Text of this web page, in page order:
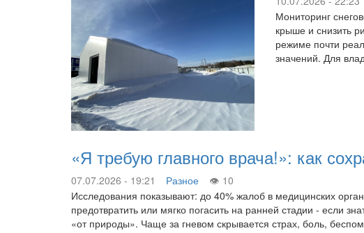
Мониторинг
крыше и снизить
режиме почти
значений. Для
«Я требую главного врача!»: как
07.07.2026 - 19:21 Разное
10
Исследования показывают: до 40% жалоб в медицинских
предотвратить или мягко погасить на ранней стадии - если
«от природы». Чаще за гневом скрывается страх, боль,